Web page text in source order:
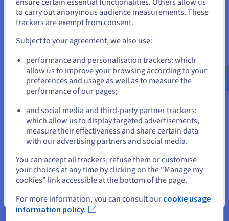
localhost?
Vanwege de talrijke problemen bij localhost moet een
onderneming in plaats daarvan commerciële oplossingen
toegankelijke maar veilige servers. Met Web PaaS kunt u zich
bijvoorbeeld puur op het programmeren in een volledig
geautomatiseerde omgeving concentreren. U kiest het
framework, de taal en de database die u wilt gebruiken,
als nodig te testen, uit te voeren en te itereren.
Als alternatief kunt u eendedicated serverof eenVPS IP
adres implementeren. Hiermee kunt u profiteren van alle
meebrengt – maar kunt u productiviteit optimaliseren en
kosten besparen. Bijvoorbeeld:
deze correct kunt managen, ongeacht de omvang van
uw workload
Als je wilt bestellen vanuit [land], moet je de juiste website
doorbladeren en een account aanmaken.
us.ovhcloud.com/learn Engels USD - $
or
Blijf op de huidige website
Sluiten
to carry out anonymous audience measurements. These
trackers are exempt from consent.
Subject to your agreement, we also use:
performance and personalisation trackers: which
allow us to improve your browsing according to your
preferences and usage as well as to measure the
performance of our pages;
and social media and third-party partner trackers:
which allow us to display targeted advertisements,
measure their effectiveness and share certain data
with our advertising partners and social media.
You can accept all trackers, refuse them or customise
your choices at any time by clicking on the "Manage my
cookies" link accessible at the bottom of the page.
For more information, you can consult our cookie usage
information policy.